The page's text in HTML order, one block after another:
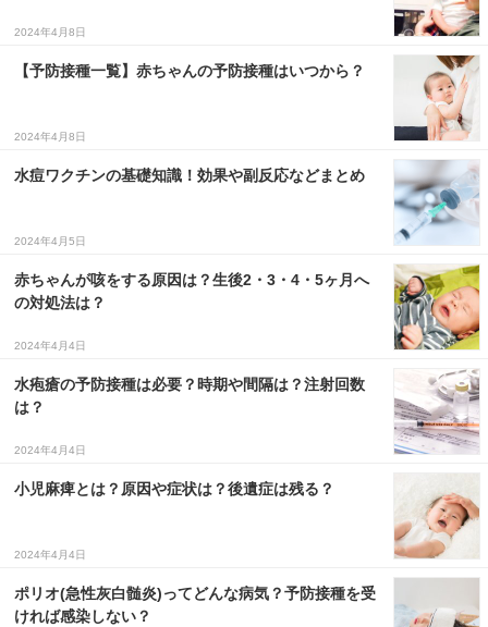
2024年4月8日
【予防接種一覧】赤ちゃんの予防接種はいつから？
2024年4月8日
水痘ワクチンの基礎知識！効果や副反応などまとめ
2024年4月5日
赤ちゃんが咳をする原因は？生後2・3・4・5ヶ月へ
の対処法は？
2024年4月4日
水疱瘡の予防接種は必要？時期や間隔は？注射回数
は？
2024年4月4日
小児麻痺とは？原因や症状は？後遺症は残る？
2024年4月4日
ポリオ(急性灰白髄炎)ってどんな病気？予防接種を受
ければ感染しない？